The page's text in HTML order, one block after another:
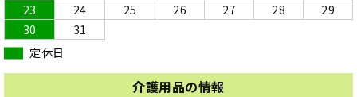
23
24 25 26 27 28
29
30
31
定休日
介護用品の情報